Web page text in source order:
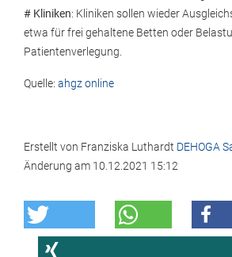
# Kliniken: Kliniken sollen wieder
etwa für frei gehaltene Betten oder
Patientenverlegung.
Quelle: ahgz online
Erstellt von Franziska Luthardt DEHOGA
Änderung am 10.12.2021 15:12